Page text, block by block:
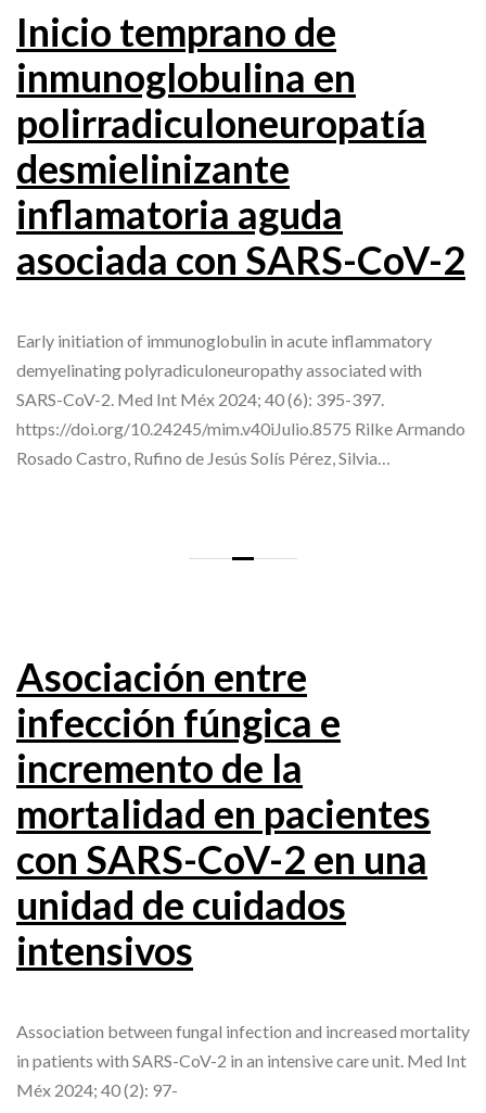
Inicio temprano de
inmunoglobulina en
polirradiculoneuropatía
desmielinizante
inflamatoria aguda
asociada con SARS-CoV-2
Early initiation of immunoglobulin in acute inflammatory
demyelinating polyradiculoneuropathy associated with
SARS-CoV-2. Med Int Méx 2024; 40 (6): 395-397.
https://doi.org/10.24245/mim.v40iJulio.8575 Rilke Armando
Rosado Castro, Rufino de Jesús Solís Pérez, Silvia…
Asociación entre
infección fúngica e
incremento de la
mortalidad en pacientes
con SARS-CoV-2 en una
unidad de cuidados
intensivos
Association between fungal infection and increased mortality
in patients with SARS-CoV-2 in an intensive care unit. Med Int
Méx 2024; 40 (2): 97-